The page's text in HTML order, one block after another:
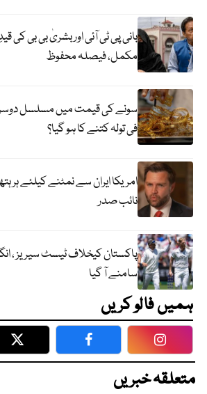
بانی پی ٹی آئی اور بشریٰ بی بی کی
مکمل، فیصلہ محفوظ
سونے کی قیمت میں مسلسل
فی تولہ کتنے کا ہو گیا؟
امریکا ایران سے نمٹنے کیلئے ہر
نائب صدر
سامنے آ گیا
ہمیں فالو کریں
Twitter Facebook
متعلقہ خبریں